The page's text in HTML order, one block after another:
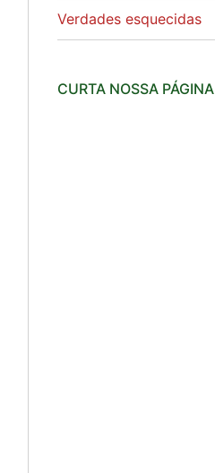
Verdades esquecidas
CURTA NOSSA PÁGINA